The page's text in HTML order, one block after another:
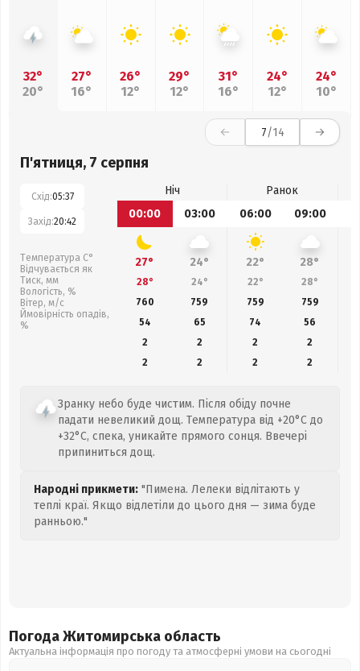
32°
20°
27°
16°
26°
12°
29°
12°
31°
16°
24°
12°
24°
10°
7/14
П'ятниця, 7 серпня
Схід:05:37
Захід:20:42
Температура С°
Відчувається як
Тиск, мм
Вологість, %
Вітер, м/с
Ймовірність опадів,
%
Ніч
Ранок
00:00
03:00 06:00 09:00
27° 24° 22° 28°
28° 24° 22° 28°
760
759 759 759
54
65 74
56
2
2 2
2
2
2 2 2
Зранку небо буде чистим. Після обіду почне
падати невеликий дощ. Температура від +20°C до
+32°C, спека, уникайте прямого сонця. Ввечері
припиниться дощ.
Народні прикмети: "Пимена. Лелеки відлітають у
теплі краї. Якщо відлетіли до цього дня — зима буде
ранньою."
Погода Житомирська область
Актуальна інформація про погоду та атмосферні умови на сьогодні